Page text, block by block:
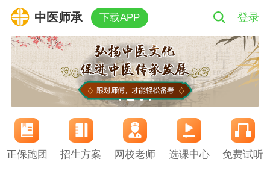
中医师承 下载APP 登录
正保跑团 招生方案 网校老师 选课中心 免费试听